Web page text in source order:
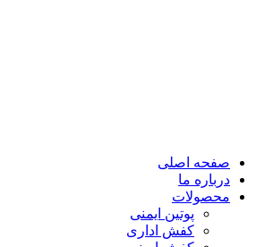
صفحه اصلی
درباره ما
محصولات
پوتین ایمنی
کفش اداری